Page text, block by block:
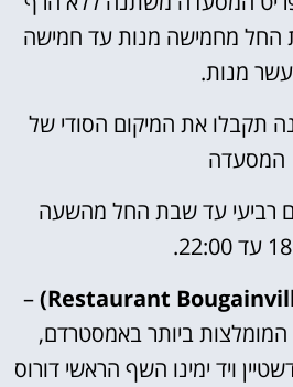
החל מחמישה מנות עד חמישה
עשר מנות.
תקבלו את המיקום הסודי של
המסעדה
רביעי עד שבת החל מהשעה
–
ביותר באמסטרדם,
ויד ימינו השף הראשי דורוס